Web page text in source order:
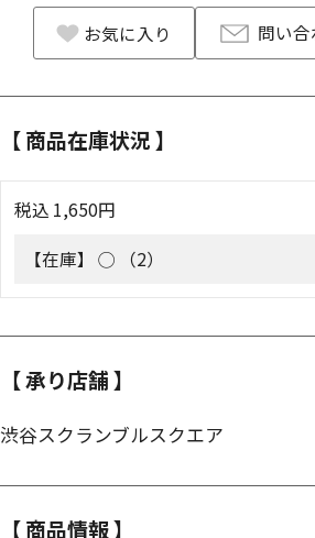
お気に入り 問い
【 商品在庫状況 】
税込 1,650円
【在庫】 ◯ （2）
【 承り店舗 】
渋谷スクランブルスクエア
【 商品情報 】